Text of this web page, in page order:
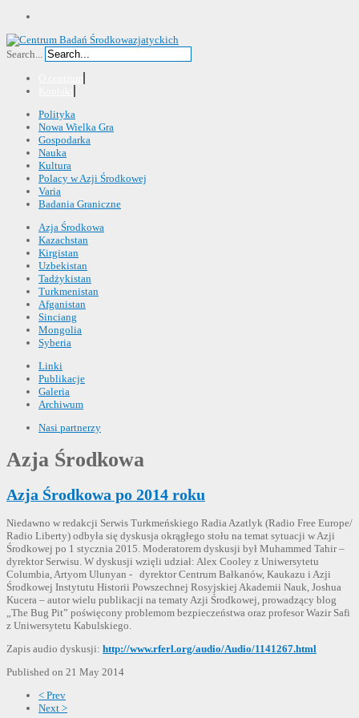
Search...
Polityka
Nowa Wielka Gra
Gospodarka
Nauka
Kultura
Polacy w Azji Środkowej
Varia
Badania Graniczne
Azja Środkowa
Kazachstan
Kirgistan
Uzbekistan
Tadżykistan
Turkmenistan
Afganistan
Sinciang
Mongolia
Syberia
Linki
Publikacje
Galeria
Archiwum
Nasi partnerzy
Azja Środkowa
Azja Środkowa po 2014 roku
Niedawno w redakcji Serwis Turkmeńskiego Radia Azatlyk (Radio Free Europe/
Radio Liberty) odbyła się dyskusja okrągłego stołu na temat sytuacji w Azji
Środkowej po 1 stycznia 2015. Moderatorem dyskusji był Muhammed Tahir –
dyrektor Serwisu. W dyskusji wzięli udział: Alex Cooley z Uniwersytetu
Columbia, Artyom Ulunyan - dyrektor Centrum Bałkanów, Kaukazu i Azji
Środkowej Instytutu Historii Powszechnej Rosyjskiej Akademii Nauk, Joshua
Kucera – autor wielu publikacji na tematy Azji Środkowej, prowadzący blog
„The Bug Pit” poświęcony problemom bezpieczeństwa oraz profesor Wazir Safi
z Uniwersytetu Kabulskiego.
Zapis audio dyskusji: http://www.rferl.org/audio/Audio/1141267.html
Published on 21 May 2014
< Prev
Next >